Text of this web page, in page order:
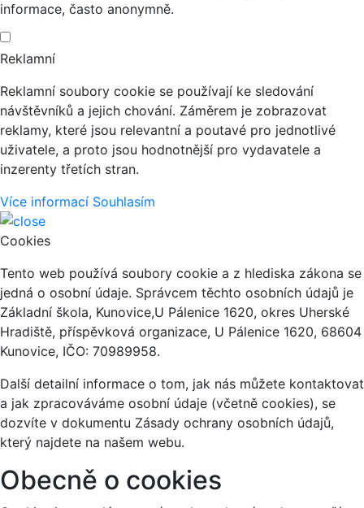
informace, často anonymně.
Reklamní
Reklamní soubory cookie se používají ke sledování
návštěvníků a jejich chování. Záměrem je zobrazovat
reklamy, které jsou relevantní a poutavé pro jednotlivé
uživatele, a proto jsou hodnotnější pro vydavatele a
inzerenty třetích stran.
Více informací Souhlasím
Cookies
Tento web používá soubory cookie a z hlediska zákona se
jedná o osobní údaje. Správcem těchto osobních údajů je
Základní škola, Kunovice,U Pálenice 1620, okres Uherské
Hradiště, příspěvková organizace, U Pálenice 1620, 68604
Kunovice, IČO: 70989958.
Další detailní informace o tom, jak nás můžete kontaktovat
a jak zpracováváme osobní údaje (včetně cookies), se
dozvíte v dokumentu Zásady ochrany osobních údajů,
který najdete na našem webu.
Obecně o cookies